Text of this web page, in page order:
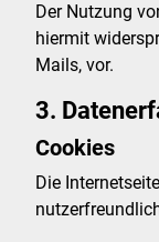
Der Nutzung
hiermit
Mails, vor.
3.
Cookies
Die